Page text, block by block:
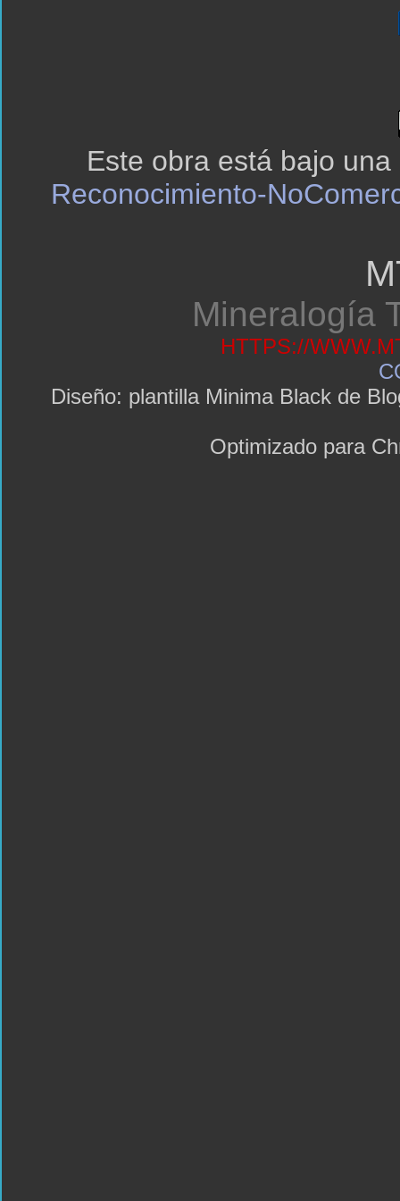
Este obra está bajo una
Reconocimiento-
Mineralogía
HTTPS://
Diseño: plantilla Minima Black de
Optimizado para